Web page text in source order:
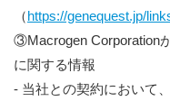
（https://genequest.jp/
③Macrogen Corporation
に関する情報
- 当社との契約において